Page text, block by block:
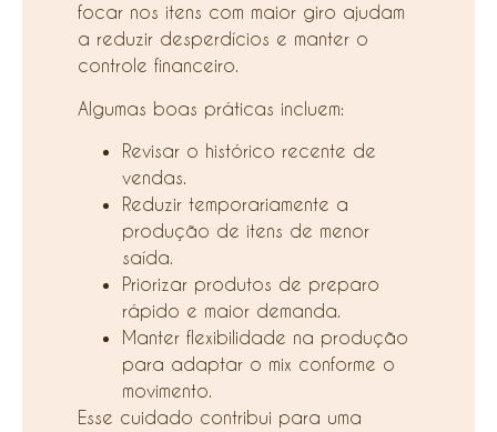
focar nos itens com maior giro ajudam
a reduzir desperdícios e manter o
controle financeiro.
Algumas boas práticas incluem:
Revisar o histórico recente de
vendas.
Reduzir temporariamente a
produção de itens de menor
saída.
Priorizar produtos de preparo
rápido e maior demanda.
Manter flexibilidade na produção
para adaptar o mix conforme o
movimento.
Esse cuidado contribui para uma